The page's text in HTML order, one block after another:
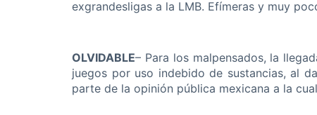
exgrandesligas a la LMB. Efímeras y muy
OLVIDABLE– Para los malpensados, la
juegos por uso indebido de sustancias, al
parte de la opinión pública mexicana a la